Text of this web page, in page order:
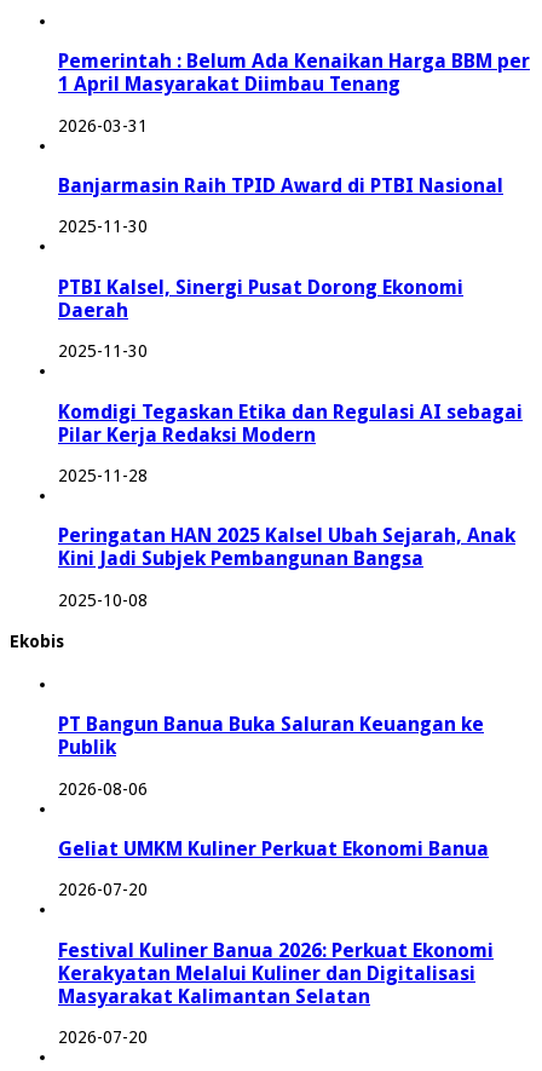
Pemerintah : Belum Ada Kenaikan Harga BBM per
1 April Masyarakat Diimbau Tenang
2026-03-31
Banjarmasin Raih TPID Award di PTBI Nasional
2025-11-30
PTBI Kalsel, Sinergi Pusat Dorong Ekonomi
Daerah
2025-11-30
Komdigi Tegaskan Etika dan Regulasi AI sebagai
Pilar Kerja Redaksi Modern
2025-11-28
Peringatan HAN 2025 Kalsel Ubah Sejarah, Anak
Kini Jadi Subjek Pembangunan Bangsa
2025-10-08
Ekobis
PT Bangun Banua Buka Saluran Keuangan ke
Publik
2026-08-06
Geliat UMKM Kuliner Perkuat Ekonomi Banua
2026-07-20
Festival Kuliner Banua 2026: Perkuat Ekonomi
Kerakyatan Melalui Kuliner dan Digitalisasi
Masyarakat Kalimantan Selatan
2026-07-20